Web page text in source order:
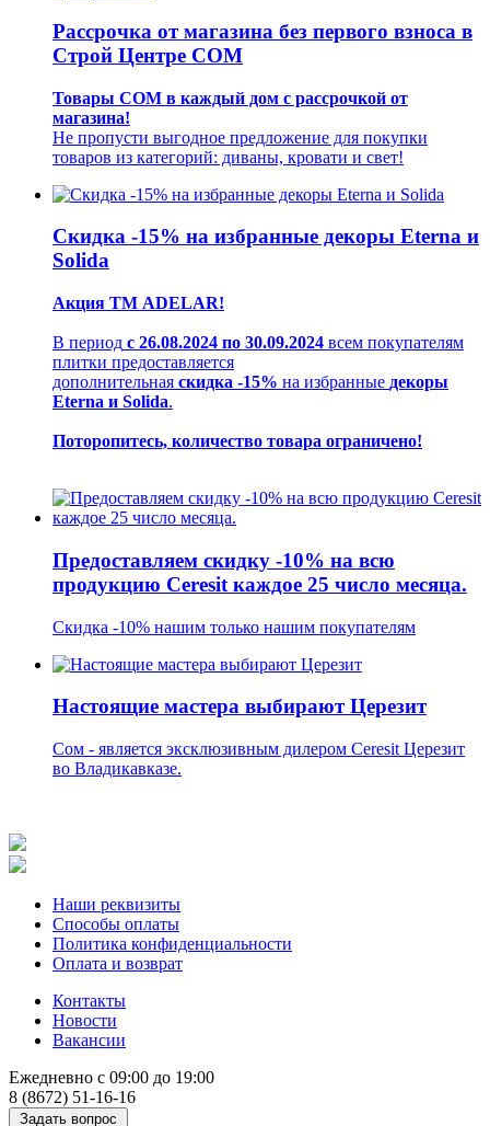
Рассрочка от магазина без первого взноса в
Строй Центре СОМ
Товары СОМ в каждый дом с рассрочкой от
магазина!
Не пропусти выгодное предложение для покупки
товаров из категорий: диваны, кровати и свет!
Скидка -15% на избранные декоры Eterna и
Solida
Акция ТМ ADELAR!
В период с 26.08.2024 по 30.09.2024 всем покупателям
плитки предоставляется
дополнительная скидка -15% на избранные декоры
Eterna и Solida.
Поторопитесь, количество товара ограничено!
Предоставляем скидку -10% на всю
продукцию Ceresit каждое 25 число месяца.
Скидка -10% нашим только нашим покупателям
Настоящие мастера выбирают Церезит
Сом - является эксклюзивным дилером Ceresit Церезит
во Владикавказе.
Наши реквизиты
Способы оплаты
Политика конфиденциальности
Оплата и возврат
Контакты
Новости
Вакансии
Ежедневно с 09:00 до 19:00
8 (8672) 51-16-16
Задать вопрос